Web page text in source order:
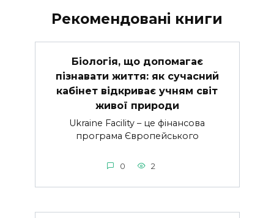
Рекомендовані книги
Біологія, що допомагає
пізнавати життя: як сучасний
кабінет відкриває учням світ
живої природи
Ukraine Facility – це фінансова
програма Європейського
0 2